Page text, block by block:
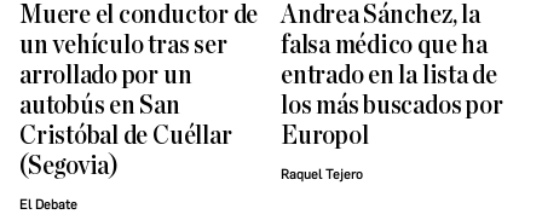
Muere el conductor de
un vehículo tras ser
arrollado por un
autobús en San
Cristóbal de Cuéllar
(Segovia)
El Debate
Andrea Sánchez, la
falsa médico que ha
entrado en la lista de
los más buscados por
Europol
Raquel Tejero